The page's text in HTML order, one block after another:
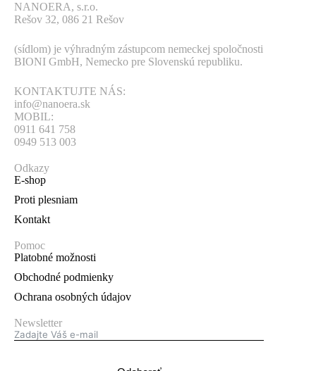
NANOERA, s.r.o.
Rešov 32, 086 21 Rešov
(sídlom) je výhradným zástupcom nemeckej spoločnosti
BIONI GmbH, Nemecko pre Slovenskú republiku.
KONTAKTUJTE NÁS:
info@nanoera.sk
MOBIL:
0911 641 758
0949 513 003
Odkazy
E-shop
Proti plesniam
Kontakt
Pomoc
Platobné možnosti
Obchodné podmienky
Ochrana osobných údajov
Newsletter